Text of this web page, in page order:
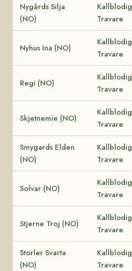
Nygårds Silja
(NO)
Kallblodig
Travare
Nyhus Ina (NO)
Kallblodig
Travare
Regi (NO)
Kallblodig
Travare
Skjetnemie (NO)
Kallblodig
Travare
Smygards Elden
(NO)
Kallblodig
Travare
Solvar (NO)
Kallblodig
Travare
Stjerne Troj (NO)
Kallblodig
Travare
Storler Svarta
(NO)
Kallblodig
Travare